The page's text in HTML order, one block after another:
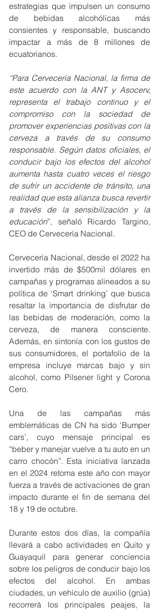
estrategias que impulsen un consumo
de bebidas alcohólicas más
consientes y responsable, buscando
impactar a más de 8 millones de
ecuatorianos.
“Para Cervecería Nacional, la firma de
este acuerdo con la ANT y Asocerv,
representa el trabajo continuo y el
compromiso con la sociedad de
promover experiencias positivas con la
cerveza a través de su consumo
responsable. Según datos oficiales, el
conducir bajo los efectos del alcohol
aumenta hasta cuatro veces el riesgo
de sufrir un accidente de tránsito, una
realidad que esta alianza busca revertir
a través de la sensibilización y la
educación”, señaló Ricardo Targino,
CEO de Cervecería Nacional.
Cervecería Nacional, desde el 2022 ha
invertido más de $500mil dólares en
campañas y programas alineados a su
política de ‘Smart drinking’ que busca
resaltar la importancia de disfrutar de
las bebidas de moderación, como la
cerveza, de manera consciente.
Además, en sintonía con los gustos de
sus consumidores, el portafolio de la
empresa incluye marcas bajo y sin
alcohol, como Pilsener light y Corona
Cero.
Una de las campañas más
emblemáticas de CN ha sido ‘Bumper
cars’, cuyo mensaje principal es
“beber y manejar vuelve a tu auto en un
carro chocón”. Esta iniciativa lanzada
en el 2024 retoma este año con mayor
fuerza a través de activaciones de gran
impacto durante el fin de semana del
18 y 19 de octubre.
Durante estos dos días, la compañía
llevará a cabo actividades en Quito y
Guayaquil para generar conciencia
sobre los peligros de conducir bajo los
efectos del alcohol. En ambas
ciudades, un vehículo de auxilio (grúa)
recorrerá los principales peajes, la